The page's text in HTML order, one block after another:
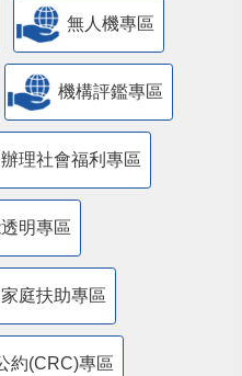
無人機專區
機構評鑑專區
理社會福利專區
明專區
庭扶助專區
約(CRC)專區